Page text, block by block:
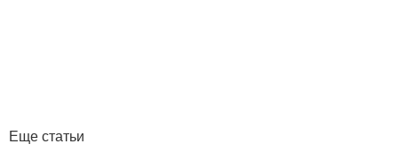
Еще статьи